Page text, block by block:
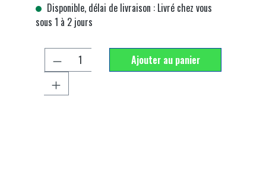
Disponible, délai de livraison : Livré chez vous
sous 1 à 2 jours
Quantité de produit : Entrez la quantité
Ajouter au panier